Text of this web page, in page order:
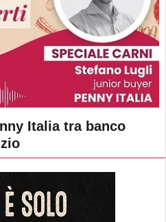
Italia tra banco